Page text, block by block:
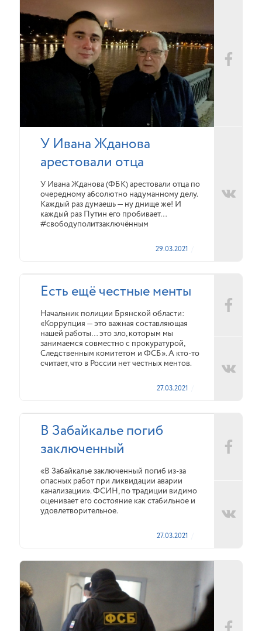
У Ивана Жданова
арестовали отца
У Ивана Жданова (ФБК) арестовали отца по
очередному абсолютно надуманному делу.
Каждый раз думаешь — ну днище же! И
каждый раз Путин его пробивает…
#свободуполитзаключённым
29.03.2021
Есть ещё честные менты
Начальник полиции Брянской области:
«Коррупция — это важная составляющая
нашей работы… это зло, которым мы
занимаемся совместно с прокуратурой,
Следственным комитетом и ФСБ». А кто-то
считает, что в России нет честных ментов.
27.03.2021
В Забайкалье погиб
заключенный
«В Забайкалье заключенный погиб из-за
опасных работ при ликвидации аварии
канализации». ФСИН, по традиции видимо
оценивает его состояние как стабильное и
удовлетворительное.
27.03.2021